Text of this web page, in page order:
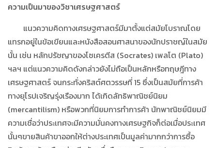
ความเป็นมาของวิชาเศรษฐศาสตร์
แนวความคิดทางเศรษฐศาสตร์มีมาตั้งแต่สมัยโบราณโดย
แทรกอยู่ในข้อเขียนและหนังสือสอนศาสนาของนักปราชญ์ในสมัย
นั้น เช่น หลักปรัชญาของโซเครตีส (Socrates) เพลโต (Plato)
ฯลฯ แต่แนวความคิดดังกล่าวยังไม่ถือเป็นหลักหรือทฤษฎีทาง
เศรษฐศาสตร์ จนกระทั่งคริสต์ศตวรรษที่ 15 ซึ่งเป็นสมัยที่การค้า
ทางยุโรปเจริญรุ่งเรืองมาก ได้เกิดลัทธิพาณิชย์นิยม
(mercantilism) หรือพวกที่นิยมการทำการค้า นักพาณิชย์นิยมมี
ความเชื่อว่าประเทศจะมีความมั่นคงทางเศรษฐกิจก็ต่อเมื่อประเทศ
นั้นๆขายสินค้าขาออกให้ต่างประเทศเป็นมูลค่ามากกว่าการซื้อ